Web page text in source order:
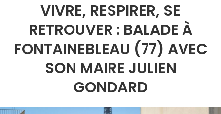
VIVRE, RESPIRER, SE
RETROUVER : BALADE À
FONTAINEBLEAU (77) AVEC
SON MAIRE JULIEN
GONDARD